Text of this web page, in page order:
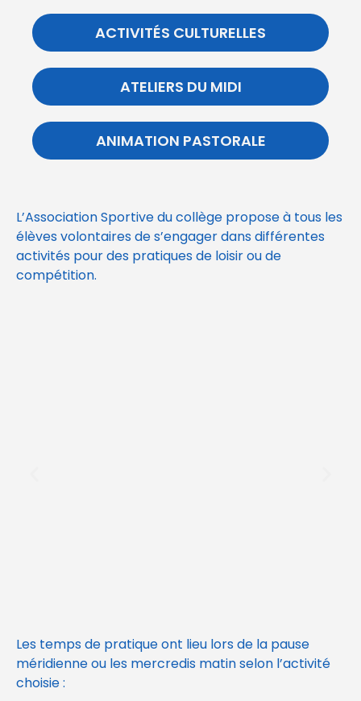
ACTIVITÉS CULTURELLES
ATELIERS DU MIDI
ANIMATION PASTORALE
L’Association Sportive du collège propose à tous les
élèves volontaires de s’engager dans différentes
activités pour des pratiques de loisir ou de
compétition.
Les temps de pratique ont lieu lors de la pause
méridienne ou les mercredis matin selon l’activité
choisie :